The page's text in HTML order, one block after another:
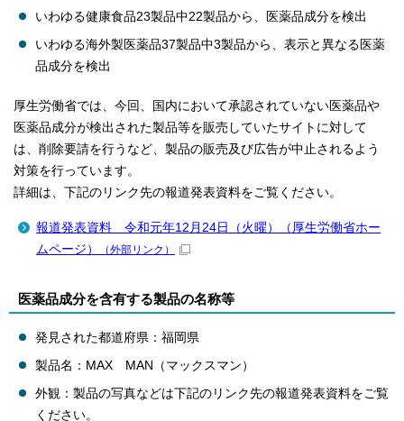
いわゆる健康食品23製品中22製品から、医薬品成分を検出
いわゆる海外製医薬品37製品中3製品から、表示と異なる医薬
品成分を検出
厚生労働省では、今回、国内において承認されていない医薬品や
医薬品成分が検出された製品等を販売していたサイトに対して
は、削除要請を行うなど、製品の販売及び広告が中止されるよう
対策を行っています。
詳細は、下記のリンク先の報道発表資料をご覧ください。
報道発表資料 令和元年12月24日（火曜）（厚生労働省ホー
ムページ）
（外部リンク）
医薬品成分を含有する製品の名称等
発見された都道府県：福岡県
製品名：MAX MAN（マックスマン）
外観：製品の写真などは下記のリンク先の報道発表資料をご覧
ください。